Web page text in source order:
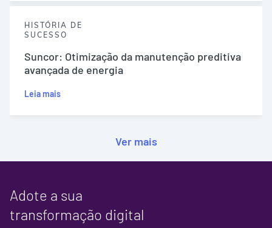
HISTÓRIA DE
SUCESSO
Suncor: Otimização da manutenção preditiva
avançada de energia
Leia mais
Ver mais
Adote a sua
transformação digital